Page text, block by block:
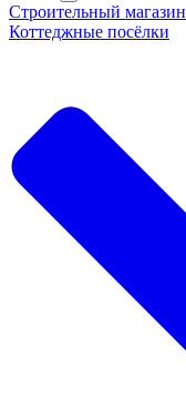
Строительный магазин
Коттеджные посёлки